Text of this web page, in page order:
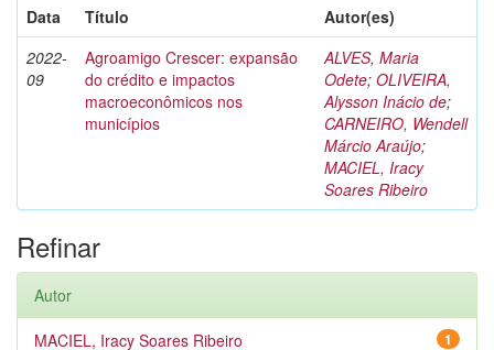
Data
Título
Autor(es)
2022-
09
Agroamigo Crescer: expansão
do crédito e impactos
macroeconômicos nos
municípios
ALVES, Maria
Odete; OLIVEIRA,
Alysson Inácio de;
CARNEIRO, Wendell
Márcio Araújo;
MACIEL, Iracy
Soares Ribeiro
Refinar
Autor
1
MACIEL, Iracy Soares Ribeiro